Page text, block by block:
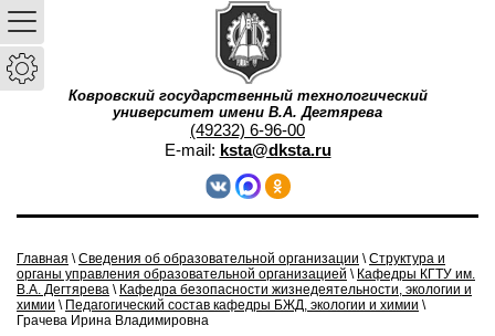
Ковровский государственный технологический
университет имени В.А. Дегтярева
(49232) 6-96-00
E-mail: ksta@dksta.ru
Главная \Сведения об образовательной организации \Структура и
органы управления образовательной организацией \ Кафедры КГТУ им.
В.А. Дегтярева \ Кафедра безопасности жизнедеятельности, экологии и
химии \ Педагогический состав кафедры БЖД, экологии и химии \
Грачева Ирина Владимировна